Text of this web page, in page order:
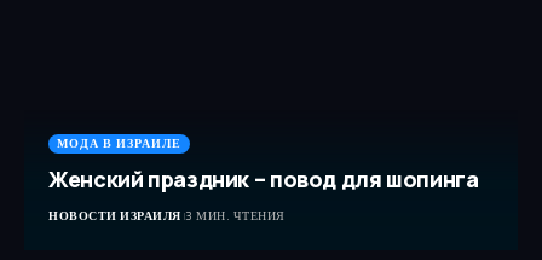
МОДА В ИЗРАИЛЕ
Женский праздник – повод для шопинга
НОВОСТИ ИЗРАИЛЯ 3 МИН. ЧТЕНИЯ